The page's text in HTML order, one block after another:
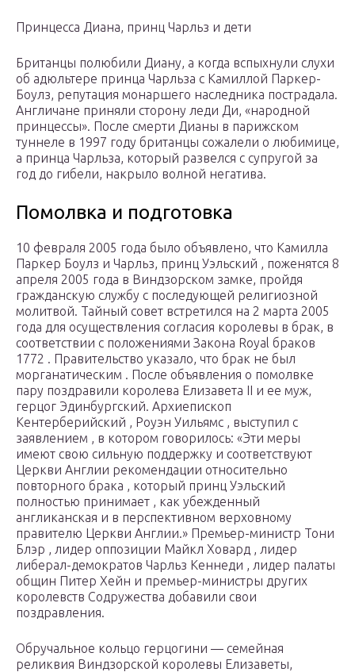
Принцесса Диана, принц Чарльз и дети
Британцы полюбили Диану, а когда вспыхнули слухи
об адюльтере принца Чарльза с Камиллой Паркер-
Боулз, репутация монаршего наследника пострадала.
Англичане приняли сторону леди Ди, «народной
принцессы». После смерти Дианы в парижском
туннеле в 1997 году британцы сожалели о любимице,
а принца Чарльза, который развелся с супругой за
год до гибели, накрыло волной негатива.
Помолвка и подготовка
10 февраля 2005 года было объявлено, что Камилла
Паркер Боулз и Чарльз, принц Уэльский , поженятся 8
апреля 2005 года в Виндзорском замке, пройдя
гражданскую службу с последующей религиозной
молитвой. Тайный совет встретился на 2 марта 2005
года для осуществления согласия королевы в брак, в
соответствии с положениями Закона Royal браков
1772 . Правительство указало, что брак не был
морганатическим . После объявления о помолвке
пару поздравили королева Елизавета II и ее муж,
герцог Эдинбургский. Архиепископ
Кентерберийский , Роуэн Уильямс , выступил с
заявлением , в котором говорилось: «Эти меры
имеют свою сильную поддержку и соответствуют
Церкви Англии рекомендации относительно
повторного брака , который принц Уэльский
полностью принимает , как убежденный
англиканская и в перспективном верховному
правителю Церкви Англии.» Премьер-министр Тони
Блэр , лидер оппозиции Майкл Ховард , лидер
либерал-демократов Чарльз Кеннеди , лидер палаты
общин Питер Хейн и премьер-министры других
королевств Содружества добавили свои
поздравления.
Обручальное кольцо герцогини — семейная
реликвия Виндзорской королевы Елизаветы,